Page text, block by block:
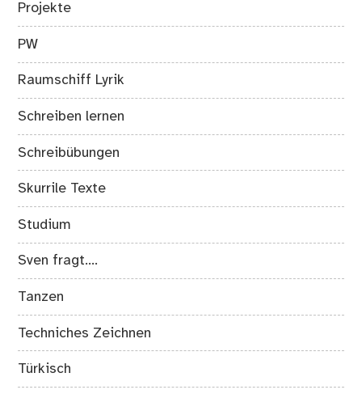
Projekte
PW
Raumschiff Lyrik
Schreiben lernen
Schreibübungen
Skurrile Texte
Studium
Sven fragt….
Tanzen
Techniches Zeichnen
Türkisch